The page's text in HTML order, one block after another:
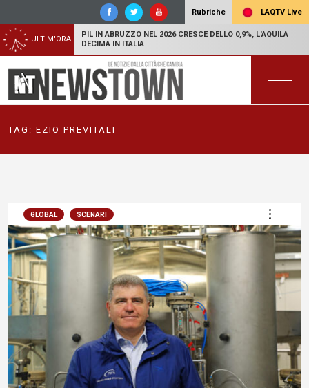
Rubriche LAQTV Live
ULTIM'ORA
PIL IN ABRUZZO NEL 2026 CRESCE DELLO 0,9%, L'AQUILA
DECIMA IN ITALIA
TAG: EZIO PREVITALI
GLOBAL SCENARI